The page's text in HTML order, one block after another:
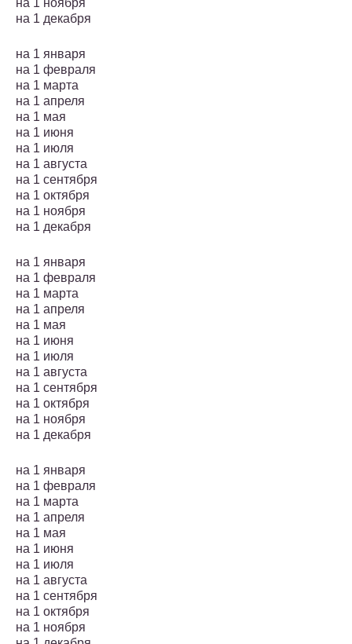
на 1 ноября
на 1 декабря
на 1 января
на 1 февраля
на 1 марта
на 1 апреля
на 1 мая
на 1 июня
на 1 июля
на 1 августа
на 1 сентября
на 1 октября
на 1 ноября
на 1 декабря
на 1 января
на 1 февраля
на 1 марта
на 1 апреля
на 1 мая
на 1 июня
на 1 июля
на 1 августа
на 1 сентября
на 1 октября
на 1 ноября
на 1 декабря
на 1 января
на 1 февраля
на 1 марта
на 1 апреля
на 1 мая
на 1 июня
на 1 июля
на 1 августа
на 1 сентября
на 1 октября
на 1 ноября